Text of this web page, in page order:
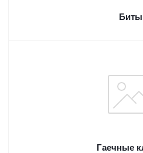
Биты
Гаечные